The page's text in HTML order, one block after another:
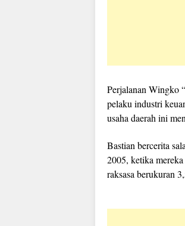
Perjalanan Wingko
pelaku industri
usaha daerah ini
Bastian bercerita
2005, ketika
raksasa berukuran